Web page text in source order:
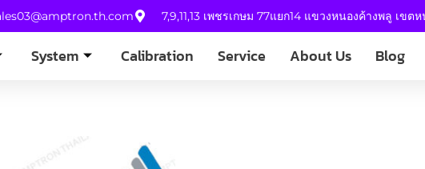
7,9,11,13 เพชรเกษม 77แยก14 แขวงหนองค้างพลู เข
System Calibration Service About Us Blog